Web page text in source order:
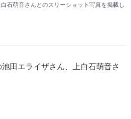
石萌音さんとのスリーショット写真を掲載し
田エライザさん、上白石萌音さ